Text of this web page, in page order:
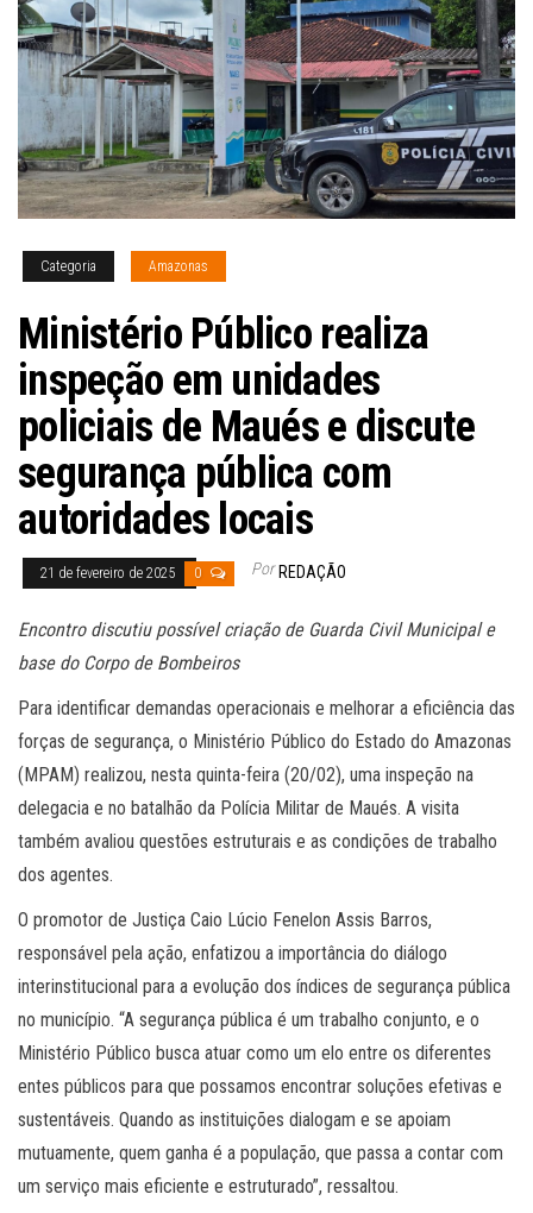
Categoria Amazonas
Ministério Público realiza
inspeção em unidades
policiais de Maués e discute
segurança pública com
autoridades locais
21 de fevereiro de 2025 0 Por REDAÇÃO
Encontro discutiu possível criação de Guarda Civil Municipal e
base do Corpo de Bombeiros
Para identificar demandas operacionais e melhorar a eficiência das
forças de segurança, o Ministério Público do Estado do Amazonas
(MPAM) realizou, nesta quinta-feira (20/02), uma inspeção na
delegacia e no batalhão da Polícia Militar de Maués. A visita
também avaliou questões estruturais e as condições de trabalho
dos agentes.
O promotor de Justiça Caio Lúcio Fenelon Assis Barros,
responsável pela ação, enfatizou a importância do diálogo
interinstitucional para a evolução dos índices de segurança pública
no município. “A segurança pública é um trabalho conjunto, e o
Ministério Público busca atuar como um elo entre os diferentes
entes públicos para que possamos encontrar soluções efetivas e
sustentáveis. Quando as instituições dialogam e se apoiam
mutuamente, quem ganha é a população, que passa a contar com
um serviço mais eficiente e estruturado”, ressaltou.